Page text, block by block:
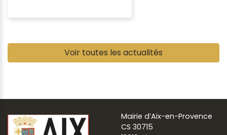
Voir toutes les actualités
Mairie d’Aix-en-Provence
CS 30715